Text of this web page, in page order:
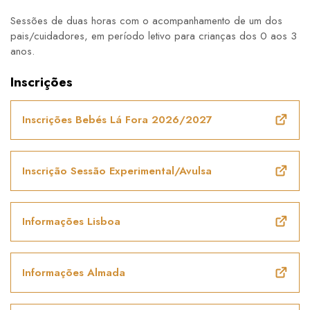
Sessões de duas horas com o acompanhamento de um dos
pais/cuidadores, em período letivo para crianças dos 0 aos 3
anos.
Inscrições
Inscrições Bebés Lá Fora 2026/2027
Inscrição Sessão Experimental/Avulsa
Informações Lisboa
Informações Almada